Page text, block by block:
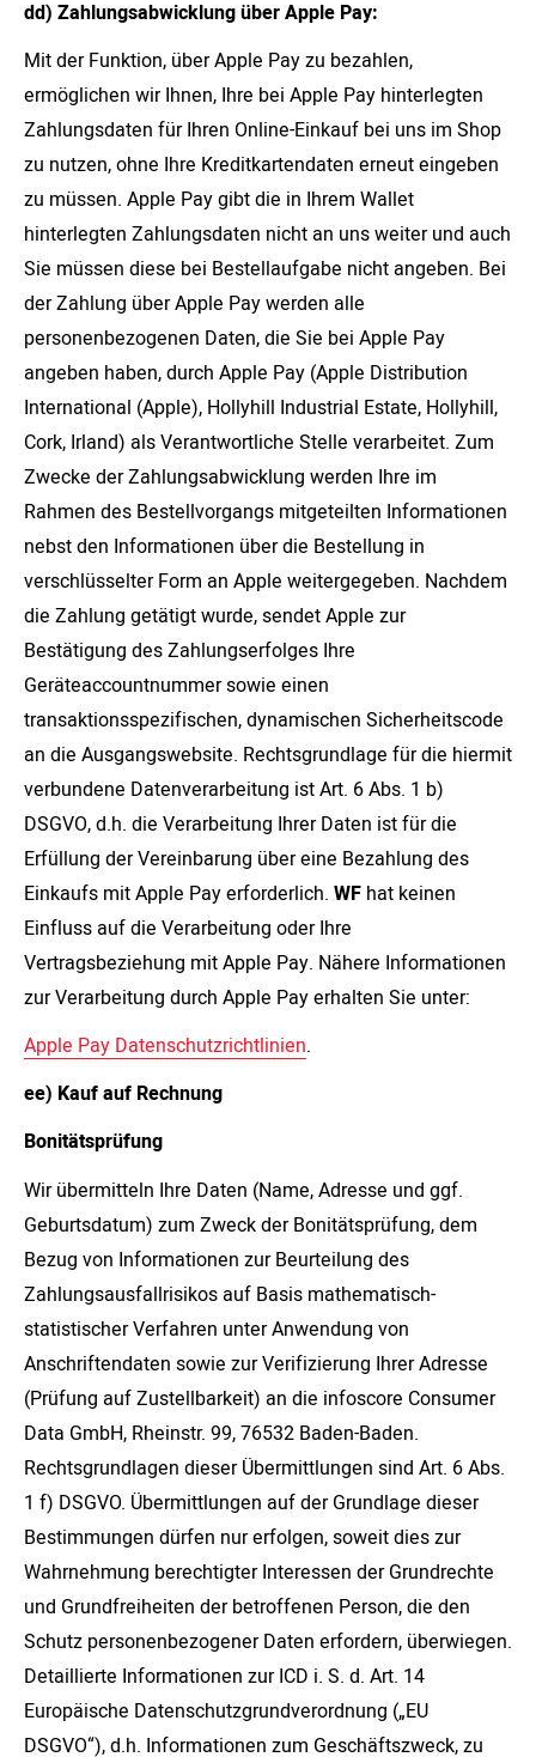
dd) Zahlungsabwicklung über Apple Pay:
Mit der Funktion, über Apple Pay zu bezahlen,
ermöglichen wir Ihnen, Ihre bei Apple Pay hinterlegten
Zahlungsdaten für Ihren Online-Einkauf bei uns im Shop
zu nutzen, ohne Ihre Kreditkartendaten erneut eingeben
zu müssen. Apple Pay gibt die in Ihrem Wallet
hinterlegten Zahlungsdaten nicht an uns weiter und auch
Sie müssen diese bei Bestellaufgabe nicht angeben. Bei
der Zahlung über Apple Pay werden alle
personenbezogenen Daten, die Sie bei Apple Pay
angeben haben, durch Apple Pay (Apple Distribution
International (Apple), Hollyhill Industrial Estate, Hollyhill,
Cork, Irland) als Verantwortliche Stelle verarbeitet. Zum
Zwecke der Zahlungsabwicklung werden Ihre im
Rahmen des Bestellvorgangs mitgeteilten Informationen
nebst den Informationen über die Bestellung in
verschlüsselter Form an Apple weitergegeben. Nachdem
die Zahlung getätigt wurde, sendet Apple zur
Bestätigung des Zahlungserfolges Ihre
Geräteaccountnummer sowie einen
transaktionsspezifischen, dynamischen Sicherheitscode
an die Ausgangswebsite. Rechtsgrundlage für die hiermit
verbundene Datenverarbeitung ist Art. 6 Abs. 1 b)
DSGVO, d.h. die Verarbeitung Ihrer Daten ist für die
Erfüllung der Vereinbarung über eine Bezahlung des
Einkaufs mit Apple Pay erforderlich. WF hat keinen
Einfluss auf die Verarbeitung oder Ihre
Vertragsbeziehung mit Apple Pay. Nähere Informationen
zur Verarbeitung durch Apple Pay erhalten Sie unter:
Apple Pay Datenschutzrichtlinien.
ee) Kauf auf Rechnung
Bonitätsprüfung
Wir übermitteln Ihre Daten (Name, Adresse und ggf.
Geburtsdatum) zum Zweck der Bonitätsprüfung, dem
Bezug von Informationen zur Beurteilung des
Zahlungsausfallrisikos auf Basis mathematisch-
statistischer Verfahren unter Anwendung von
Anschriftendaten sowie zur Verifizierung Ihrer Adresse
(Prüfung auf Zustellbarkeit) an die infoscore Consumer
Data GmbH, Rheinstr. 99, 76532 Baden-Baden.
Rechtsgrundlagen dieser Übermittlungen sind Art. 6 Abs.
1 f) DSGVO. Übermittlungen auf der Grundlage dieser
Bestimmungen dürfen nur erfolgen, soweit dies zur
Wahrnehmung berechtigter Interessen der Grundrechte
und Grundfreiheiten der betroffenen Person, die den
Schutz personenbezogener Daten erfordern, überwiegen.
Detaillierte Informationen zur ICD i. S. d. Art. 14
Europäische Datenschutzgrundverordnung („EU
DSGVO“), d.h. Informationen zum Geschäftszweck, zu